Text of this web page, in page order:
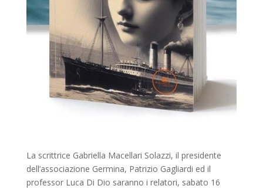
La scrittrice Gabriella Macellari Solazzi, il presidente
dell’associazione Germina, Patrizio Gagliardi ed il
professor Luca Di Dio saranno i relatori, sabato 16